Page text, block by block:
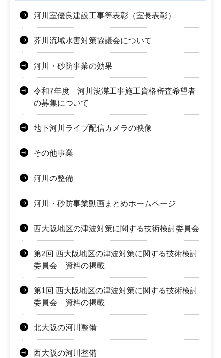
河川室優良建設工事等表彰（室長表彰）
芥川流域水害対策協議会について
河川・砂防事業の効果
令和7年度 河川浚渫工事施工資格審査希望者
の募集について
地下河川ライブ配信カメラの映像
その他事業
河川の整備
河川・砂防事業動画まとめホームページ
西大阪地区の津波対策に関する技術検討委員会
第2回 西大阪地区の津波対策に関する技術検討
委員会 資料の掲載
第1回 西大阪地区の津波対策に関する技術検討
委員会 資料の掲載
北大阪の河川整備
西大阪の河川整備